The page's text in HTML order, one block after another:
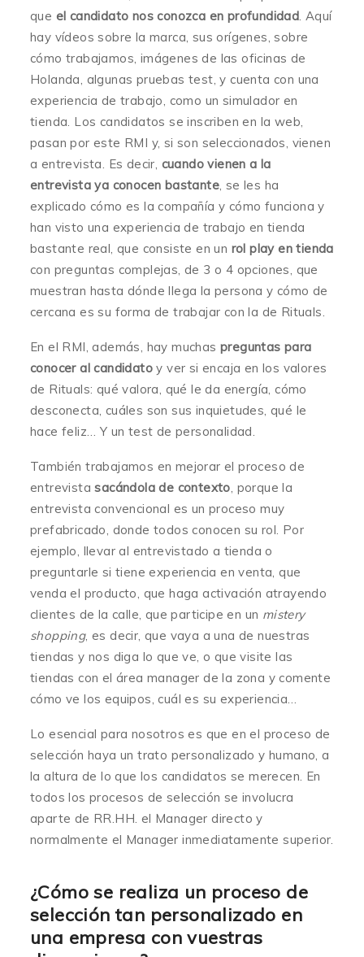
que el candidato nos conozca en profundidad. Aquí
hay vídeos sobre la marca, sus orígenes, sobre
cómo trabajamos, imágenes de las oficinas de
Holanda, algunas pruebas test, y cuenta con una
experiencia de trabajo, como un simulador en
tienda. Los candidatos se inscriben en la web,
pasan por este RMI y, si son seleccionados, vienen
a entrevista. Es decir, cuando vienen a la
entrevista ya conocen bastante, se les ha
explicado cómo es la compañía y cómo funciona y
han visto una experiencia de trabajo en tienda
bastante real, que consiste en un rol play en tienda
con preguntas complejas, de 3 o 4 opciones, que
muestran hasta dónde llega la persona y cómo de
cercana es su forma de trabajar con la de Rituals.
En el RMI, además, hay muchas preguntas para
conocer al candidato y ver si encaja en los valores
de Rituals: qué valora, qué le da energía, cómo
desconecta, cuáles son sus inquietudes, qué le
hace feliz… Y un test de personalidad.
También trabajamos en mejorar el proceso de
entrevistasacándola de contexto, porque la
entrevista convencional es un proceso muy
prefabricado, donde todos conocen su rol. Por
ejemplo, llevar al entrevistado a tienda o
preguntarle si tiene experiencia en venta, que
venda el producto, que haga activación atrayendo
clientes de la calle, que participe en un mistery
shopping, es decir, que vaya a una de nuestras
tiendas y nos diga lo que ve, o que visite las
tiendas con el área manager de la zona y comente
cómo ve los equipos, cuál es su experiencia…
Lo esencial para nosotros es que en el proceso de
selección haya un trato personalizado y humano, a
la altura de lo que los candidatos se merecen. En
todos los procesos de selección se involucra
aparte de RR.HH. el Manager directo y
normalmente el Manager inmediatamente superior.
¿Cómo se realiza un proceso de
selección tan personalizado en
una empresa con vuestras